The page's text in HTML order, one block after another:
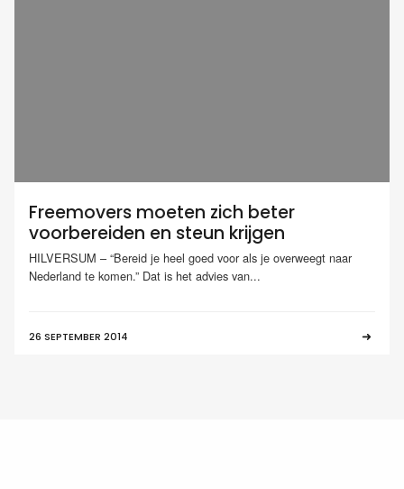
Freemovers moeten zich beter
voorbereiden en steun krijgen
HILVERSUM – “Bereid je heel goed voor als je overweegt naar
Nederland te komen.” Dat is het advies van...
26 SEPTEMBER 2014